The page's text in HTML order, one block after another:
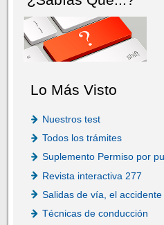
Lo Más Visto
Nuestros test
Todos los trámites
Suplemento Permiso por
Revista interactiva 277
Salidas de vía, el
Técnicas de conducción